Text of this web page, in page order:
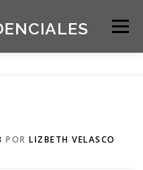
Menú
POR LIZBETH VELASCO